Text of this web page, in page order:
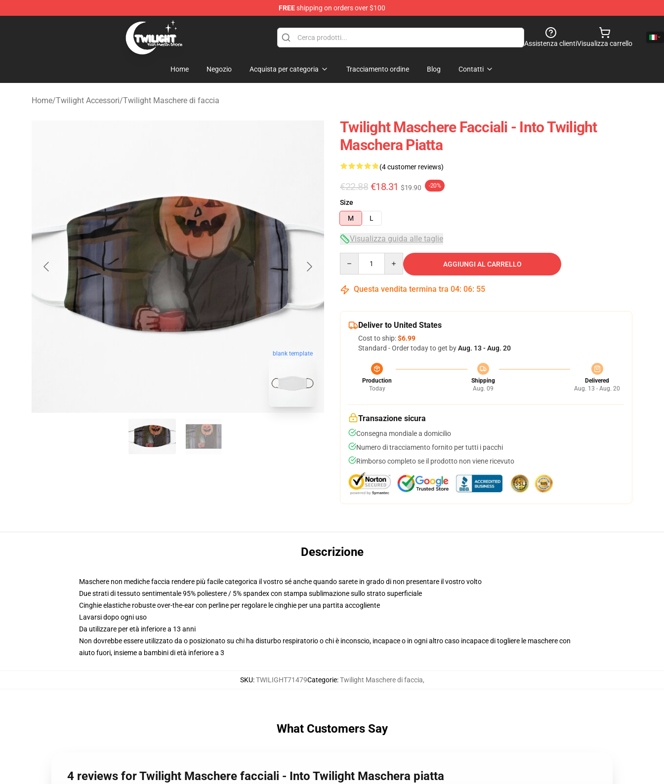
FREEshipping on orders over $100
Twilight Store - Official Twilight Merchandise Shop
Assistenza clientiVisualizza carrello
Home Negozio Acquista per categoria Tracciamento ordine Blog Contatti
Home/Twilight Accessori/Twilight Maschere di faccia
blank template
Twilight Maschere Facciali - Into Twilight
Maschera Piatta
(4 customer reviews)
€22.88 €18.31 $19.90 -20%
Size
M
L
Visualizza guida alle taglie
AGGIUNGI AL CARRELLO
Questa vendita termina tra 04: 06: 54
Deliver to United States
Cost to ship:$6.99
Standard - Order today to get byAug. 13 - Aug. 20
Production
Today
Shipping
Aug. 09
Delivered
Aug. 13 - Aug. 20
Transazione sicura
Consegna mondiale a domicilio
Numero di tracciamento fornito per tutti i pacchi
Rimborso completo se il prodotto non viene ricevuto
Descrizione
Maschere non mediche faccia rendere più facile categorica il vostro sé anche quando sarete in grado di non presentare il vostro volto
Due strati di tessuto sentimentale 95% poliestere / 5% spandex con stampa sublimazione sullo strato superficiale
Cinghie elastiche robuste over-the-ear con perline per regolare le cinghie per una partita accogliente
Lavarsi dopo ogni uso
Da utilizzare per età inferiore a 13 anni
Non dovrebbe essere utilizzato da o posizionato su chi ha disturbo respiratorio o chi è inconscio, incapace o in ogni altro caso incapace di togliere le maschere con
aiuto fuori, insieme a bambini di età inferiore a 3
SKU:TWILIGHT71479Categorie:Twilight Maschere di faccia,
What Customers Say
4 reviews for Twilight Maschere facciali - Into Twilight Maschera piatta